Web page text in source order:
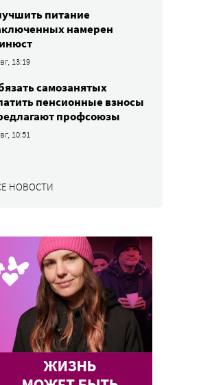
питание
намерен
13:19
самозанятых
пенсионные взносы
профсоюзы
10:51
НОВОСТИ